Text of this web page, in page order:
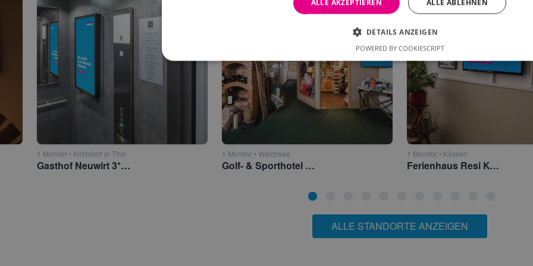
1 Monitor • Kirchdorf in Tirol
Gasthof Neuwirt 3* Kirchdorf
1 Monitor • Walchsee
Golf- & Sporthotel Moarhof Walchsee
1 Monitor • Kössen
Ferienhaus Resi Kössen
ALLE STANDORTE ANZEIGEN
ALLE AKZEPTIEREN ALLE ABLEHNEN
DETAILS ANZEIGEN
POWERED BY COOKIESCRIPT